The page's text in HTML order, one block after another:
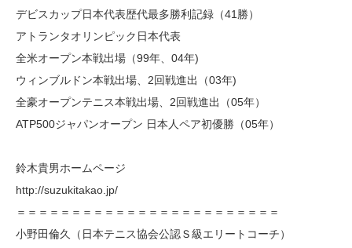
デビスカップ日本代表歴代最多勝利記録（41勝）
アトランタオリンピック日本代表
全米オープン本戦出場（99年、04年)
ウィンブルドン本戦出場、2回戦進出（03年)
全豪オープンテニス本戦出場、2回戦進出（05年）
ATP500ジャパンオープン 日本人ペア初優勝（05年）
鈴木貴男ホームページ
http://suzukitakao.jp/
＝＝＝＝＝＝＝＝＝＝＝＝＝＝＝＝＝＝＝＝＝＝＝＝
小野田倫久（日本テニス協会公認Ｓ級エリートコーチ）